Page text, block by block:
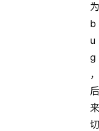
为
b
u
g
，
后
来
切